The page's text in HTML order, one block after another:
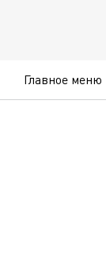
Главное меню